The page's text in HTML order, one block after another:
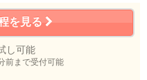
を見る
し可能
前まで受付可能